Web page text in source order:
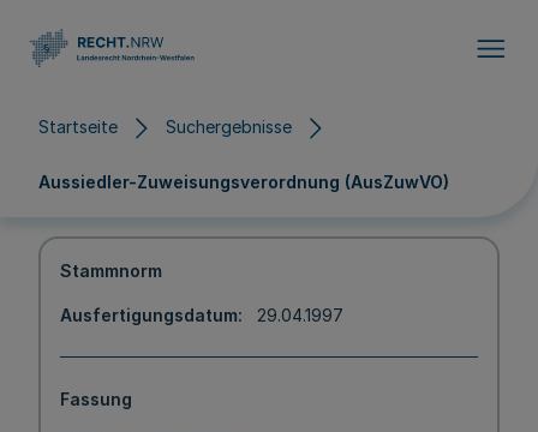
Startseite Suchergebnisse
Aussiedler-Zuweisungsverordnung (AusZuwVO)
Stammnorm
Ausfertigungsdatum 29.04.1997
Fassung